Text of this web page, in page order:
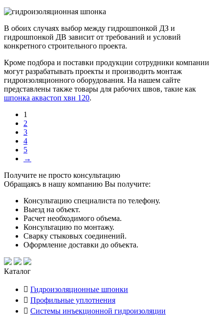
В обоих случаях выбор между гидрошпонкой ДЗ и
гидрошпонкой ДВ зависит от требований и условий
конкретного строительного проекта.
Кроме подбора и поставки продукции сотрудники компании
могут разрабатывать проекты и производить монтаж
гидроизоляционного оборудования. На нашем сайте
представлены также товары для рабочих швов, такие как
шпонка аквастоп хвн 120.
1
2
3
4
5
→
Получите не просто консультацию
Обращаясь в нашу компанию Вы получите:
Консультацию специалиста по телефону.
Выезд на объект.
Расчет необходимого объема.
Консультацию по монтажу.
Сварку стыковых соединений.
Оформление доставки до объекта.
Каталог
Гидроизоляционные шпонки
Профильные уплотнения
Системы инъекционной гидроизоляции